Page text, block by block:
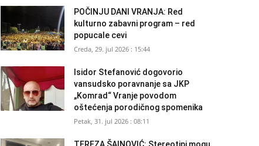
POČINJU DANI VRANJA: Red
kulturno zabavni program – red
popucale cevi
Creda, 29. jul 2026 : 15:44
Isidor Stefanović dogovorio
vansudsko poravnanje sa JKP
„Komrad“ Vranje povodom
oštećenja porodičnog spomenika
Petak, 31. jul 2026 : 08:11
TEREZA ŠAINOVIĆ: Stereotipi mogu